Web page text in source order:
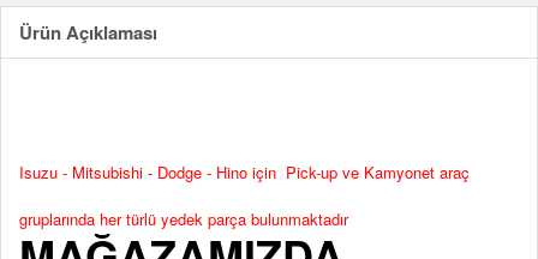
Ürün Açıklaması
Isuzu - Mitsubishi - Dodge - Hino için Pick-up ve Kamyonet araç
gruplarında her türlü yedek parça bulunmaktadır